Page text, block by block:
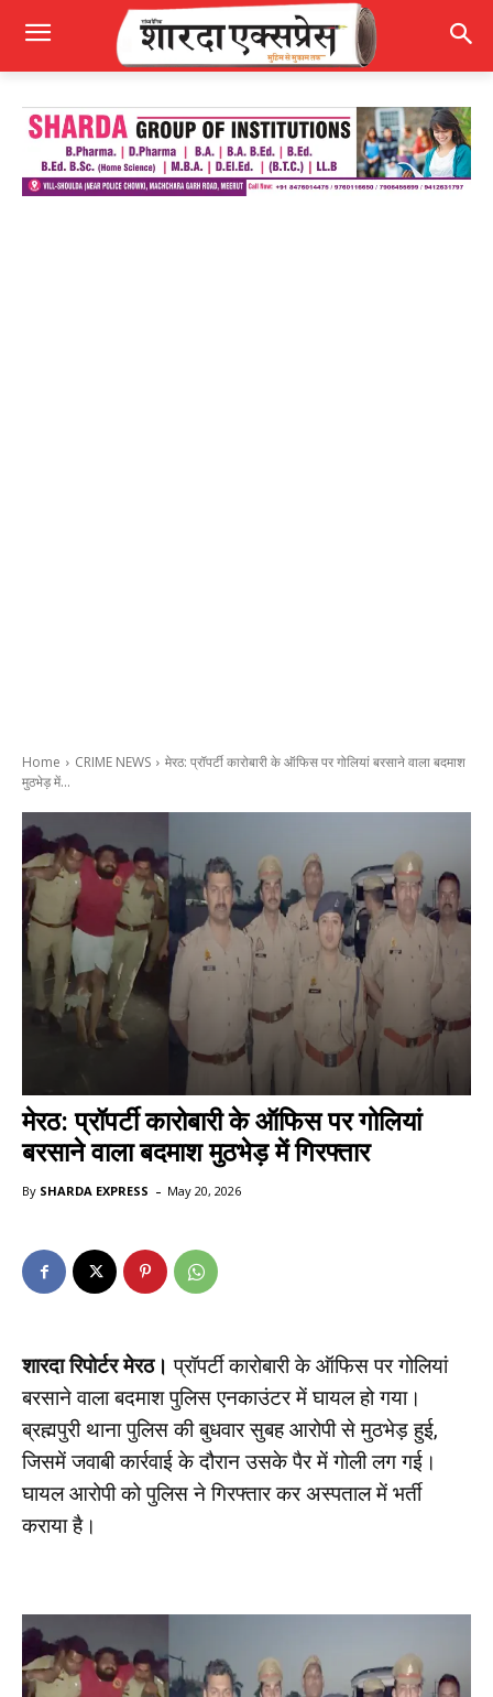
Home CRIME NEWS
मेरठ: प्रॉपर्टी कारोबारी के ऑफिस पर गोलियां बरसाने वाला बदमाश
मुठभेड़ में...
मेरठ: प्रॉपर्टी कारोबारी के ऑफिस पर गोलियां
बरसाने वाला बदमाश मुठभेड़ में गिरफ्तार
By SHARDA EXPRESS - May 20, 2026
शारदा रिपोर्टर मेरठ। प्रॉपर्टी कारोबारी के ऑफिस पर गोलियां
बरसाने वाला बदमाश पुलिस एनकाउंटर में घायल हो गया।
ब्रह्मपुरी थाना पुलिस की बुधवार सुबह आरोपी से मुठभेड़ हुई,
जिसमें जवाबी कार्रवाई के दौरान उसके पैर में गोली लग गई।
घायल आरोपी को पुलिस ने गिरफ्तार कर अस्पताल में भर्ती
कराया है।